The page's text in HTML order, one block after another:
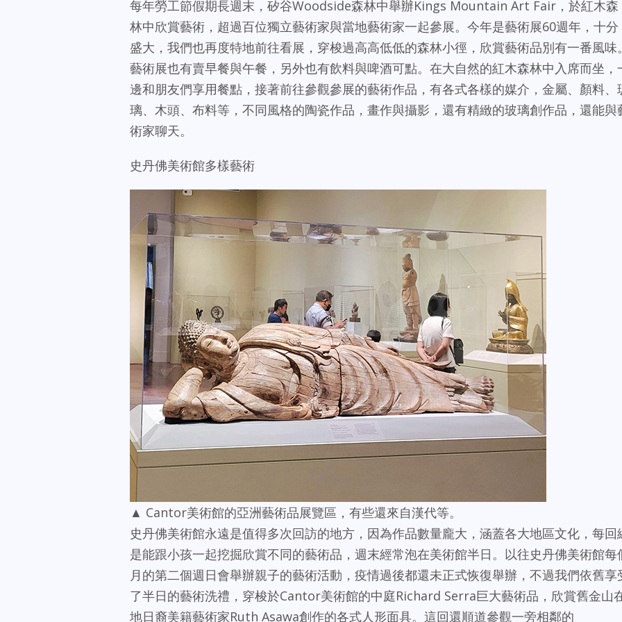
每年勞工節假期長週末，矽谷Woodside森林中舉辦Kings Mountain Art Fair，於紅木森
林中欣賞藝術，超過百位獨立藝術家與當地藝術家一起參展。今年是藝術展60週年，十分
盛大，我們也再度特地前往看展，穿梭過高高低低的森林小徑，欣賞藝術品別有一番風味。
藝術展也有賣早餐與午餐，另外也有飲料與啤酒可點。在大自然的紅木森林中入席而坐，
邊和朋友們享用餐點，接著前往參觀參展的藝術作品，有各式各樣的媒介，金屬、顏料、
璃、木頭、布料等，不同風格的陶瓷作品，畫作與攝影，還有精緻的玻璃創作品，還能與
術家聊天。
史丹佛美術館多樣藝術
▲ Cantor美術館的亞洲藝術品展覽區，有些還來自漢代等。
史丹佛美術館永遠是值得多次回訪的地方，因為作品數量龐大，涵蓋各大地區文化，每回
是能跟小孩一起挖掘欣賞不同的藝術品，週末經常泡在美術館半日。以往史丹佛美術館每
月的第二個週日會舉辦親子的藝術活動，疫情過後都還未正式恢復舉辦，不過我們依舊享
了半日的藝術洗禮，穿梭於Cantor美術館的中庭Richard Serra巨大藝術品，欣賞舊金山
地日裔美籍藝術家Ruth Asawa創作的各式人形面具。這回還順道參觀一旁相鄰的